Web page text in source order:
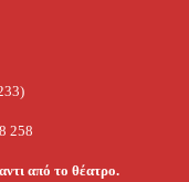
258
από το θέατρο.